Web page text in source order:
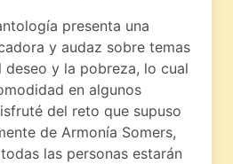
presenta una
y audaz sobre temas
y la pobreza, lo cual
en algunos
del reto que supuso
de Armonía Somers,
las personas estarán